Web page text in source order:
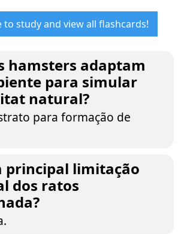
to study and view all flashcards!
hamsters adaptam
para simular
natural?
para formação de
principal limitação
dos ratos